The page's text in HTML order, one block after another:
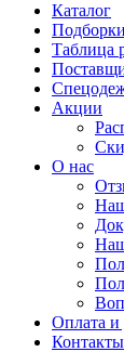
Каталог
Подборки
Таблица
Акции
О нас
Оплата и
Контакты